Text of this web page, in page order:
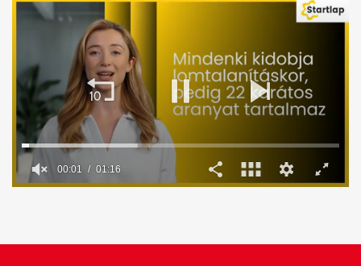
minute,
00:02 01:16